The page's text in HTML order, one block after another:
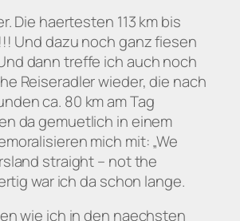
Die haertesten 113 km bis
Und dazu noch ganz fiesen
dann treffe ich auch noch
Reiseradler wieder, die nach
ca. 80 km am Tag
da gemuetlich in einem
mich mit: „We
straight – not the
war ich da schon lange.
wie ich in den naechsten